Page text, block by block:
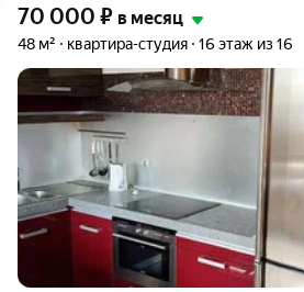
70 000 ₽ в месяц
48 м² квартира-студия 16 этаж из 16